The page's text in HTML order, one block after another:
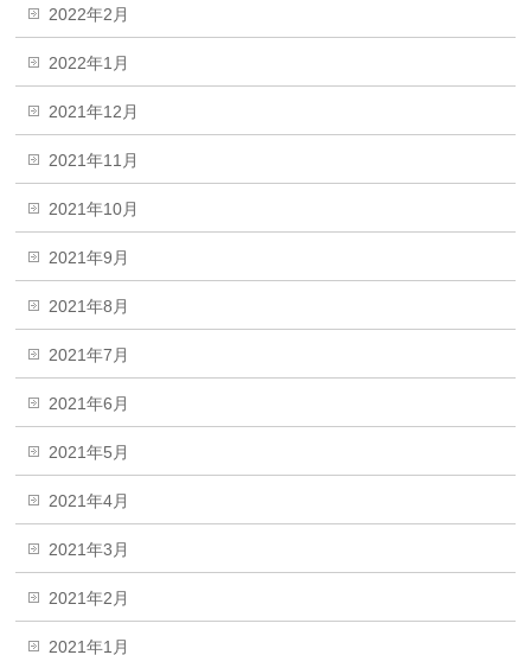
2022年2月
2022年1月
2021年12月
2021年11月
2021年10月
2021年9月
2021年8月
2021年7月
2021年6月
2021年5月
2021年4月
2021年3月
2021年2月
2021年1月